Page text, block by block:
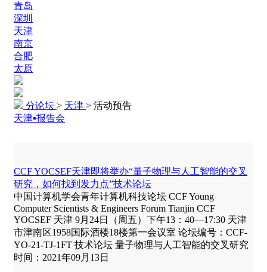
青岛
深圳
天津
南京
合肥
太原
分论坛 > 天津 > 活动预告
天津▪报告会
CCF YOCSEF天津即将举办“量子物理与人工智能的交叉
研究，如何找到发力点”技术论坛
中国计算机学会青年计算机科技论坛 CCF Young
Computer Scientists & Engineers Forum Tianjin CCF
YOCSEF 天津 9月24日（周五）下午13：40—17:30 天津
市津南区1958国际酒楼18楼第一会议室 论坛编号：CCF-
YO-21-TJ-1FT 技术论坛 量子物理与人工智能的交叉研究
时间：2021年09月13日